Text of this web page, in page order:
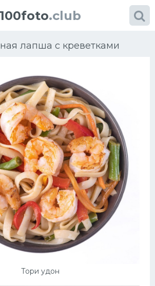
100foto.club
лапша с креветками
Тори удон
картинок